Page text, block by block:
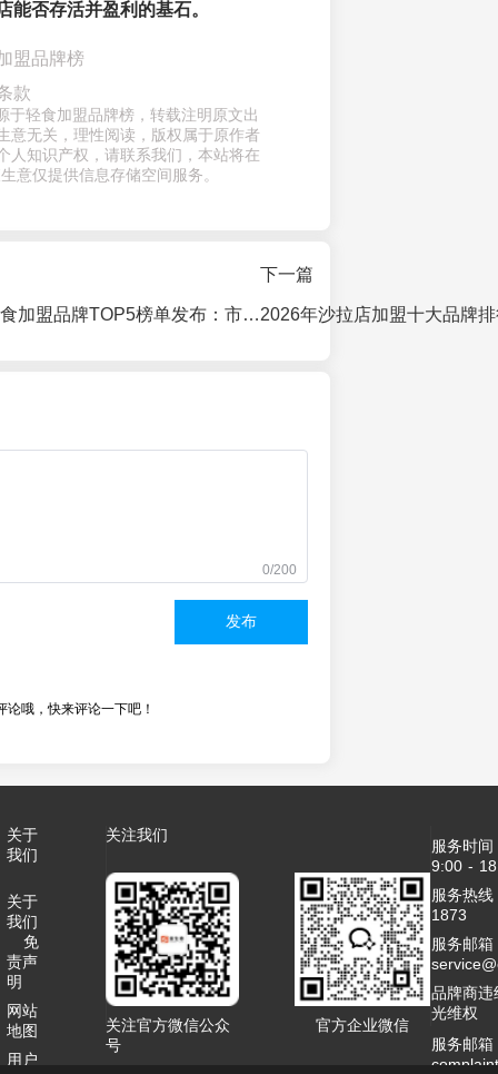
能否存活并盈利的基石。
盟品牌榜
款
于轻食加盟品牌榜，转载注明原文出
意无关，理性阅读，版权属于原作者
人知识产权，请联系我们，本站将在
意仅提供信息存储空间服务。
2026中国低卡轻食加盟品牌TOP5榜单发布：市场格局、投资洞察与避坑指南
下一篇
2026年沙拉店加盟十大品牌
0/200
发布
论哦，快来评论一下吧！
关于
我们
关于
我们
免
责声
明
网站
地图
用户
关注我们
关注官方微信公众
号
官方企业微信
服务时
9:00 -
服务热
1873
服务邮箱
品牌商违
光维权
服务邮箱